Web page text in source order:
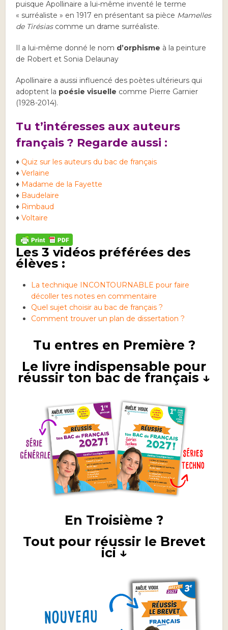
puisque Apollinaire a lui-même inventé le terme
« surréaliste » en 1917 en présentant sa pièce Mamelles
de Tirésiascomme un drame surréaliste.
Il a lui-même donné le nom d’orphisme à la peinture
de Robert et Sonia Delaunay
Apollinaire a aussi influencé des poètes ultérieurs qui
adoptent la poésie visuelle comme Pierre Garnier
(1928-2014).
Tu t’intéresses aux auteurs
français ? Regarde aussi :
♦ Quiz sur les auteurs du bac de français
♦Verlaine
♦ Madame de la Fayette
♦ Baudelaire
♦ Rimbaud
♦Voltaire
Les 3 vidéos préférées des
élèves :
La technique INCONTOURNABLE pour faire
décoller tes notes en commentaire
Quel sujet choisir au bac de français ?
Comment trouver un plan de dissertation ?
Tu entres en Première ?
Le livre indispensable pour
réussir ton bac de français ↓
En Troisième ?
Tout pour réussir le Brevet
ici ↓